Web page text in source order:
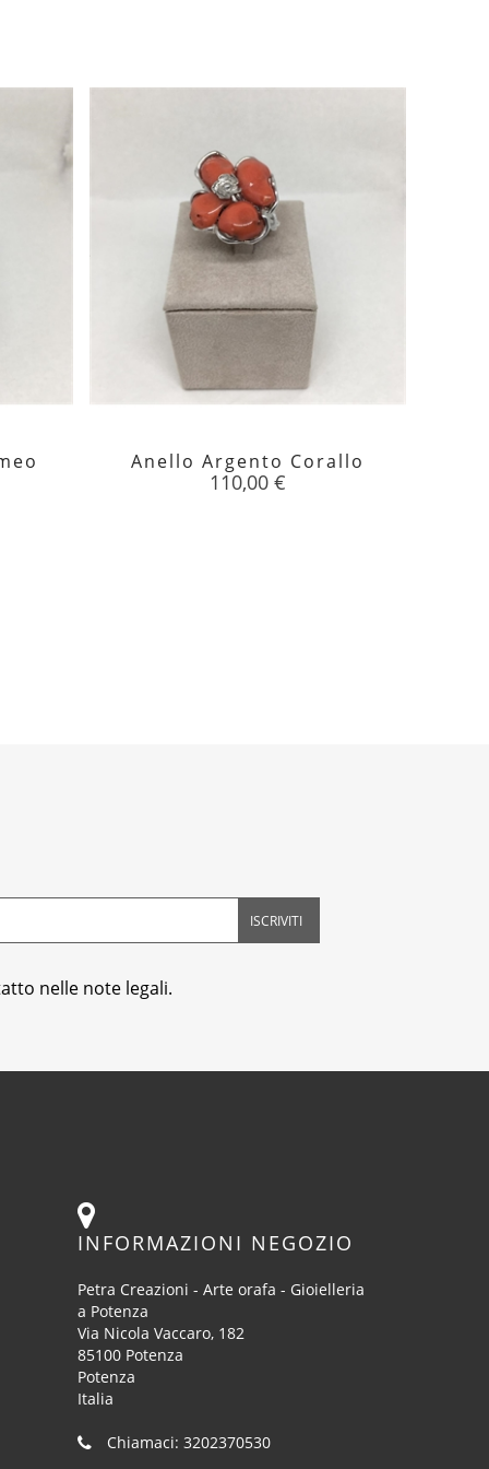
Anello Argento Corallo
Prezzo
110,00 €
nelle note legali.
INFORMAZIONI NEGOZIO
Petra Creazioni - Arte orafa - Gioielleria
a Potenza
Via Nicola Vaccaro, 182
85100 Potenza
Potenza
Italia
Chiamaci: 3202370530